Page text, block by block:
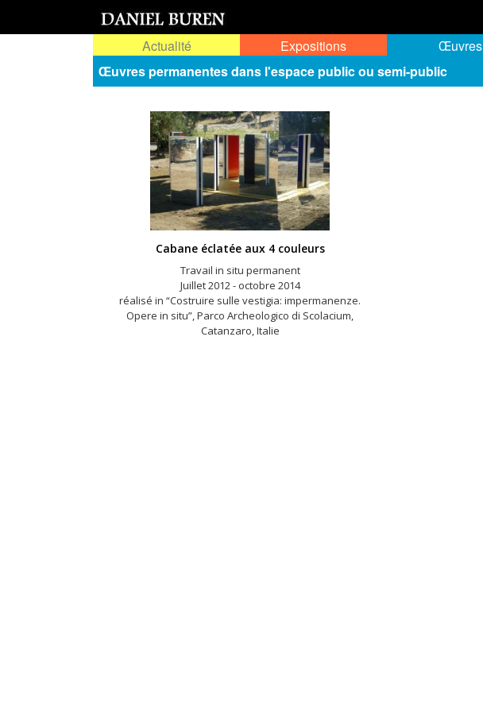
Actualité Expositions
Œuvres
Œuvres permanentes dans l'espace public ou semi-public
Cabane éclatée aux 4 couleurs
Travail in situ permanent
Juillet 2012 - octobre 2014
réalisé in “Costruire sulle vestigia: impermanenze.
Opere in situ”, Parco Archeologico di Scolacium,
Catanzaro, Italie